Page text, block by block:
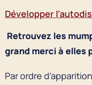
Développer
Retrouvez les
grand merci à
Par ordre